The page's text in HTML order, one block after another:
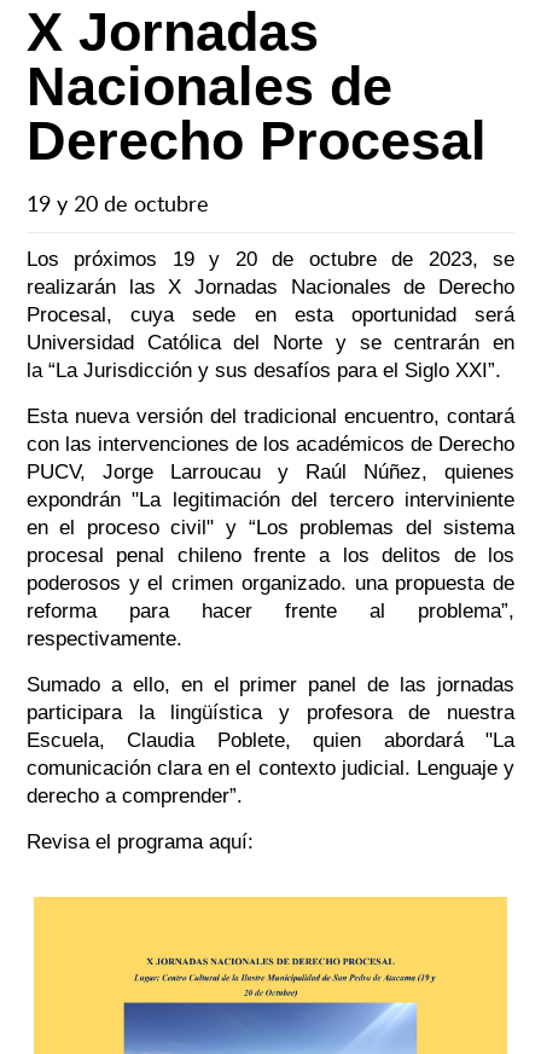
X Jornadas
Nacionales de
Derecho Procesal
19 y 20 de octubre
Los próximos 19 y 20 de octubre de 2023, se
realizarán las X Jornadas Nacionales de Derecho
Procesal, cuya sede en esta oportunidad será
Universidad Católica del Norte y se centrarán en
la “La Jurisdicción y sus desafíos para el Siglo XXI”.
Esta nueva versión del tradicional encuentro, contará
con las intervenciones de los académicos de Derecho
PUCV, Jorge Larroucau y Raúl Núñez, quienes
expondrán "La legitimación del tercero interviniente
en el proceso civil" y “Los problemas del sistema
procesal penal chileno frente a los delitos de los
poderosos y el crimen organizado. una propuesta de
reforma para hacer frente al problema”,
respectivamente.
Sumado a ello, en el primer panel de las jornadas
participara la lingüística y profesora de nuestra
Escuela, Claudia Poblete, quien abordará "La
comunicación clara en el contexto judicial. Lenguaje y
derecho a comprender”.
Revisa el programa aquí: